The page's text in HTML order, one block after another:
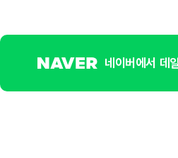
네이버에서 데